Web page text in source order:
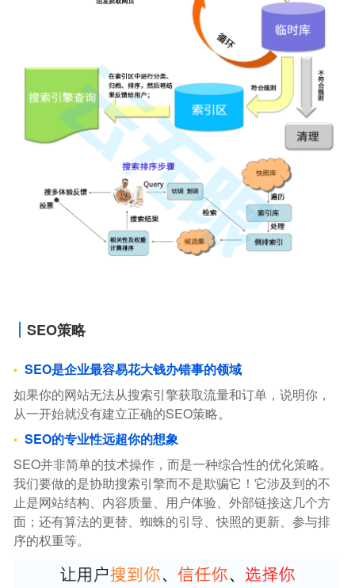
SEO策略
SEO是企业最容易花大钱办错事的领域
如果你的网站无法从搜索引擎获取流量和订单，说明你，
从一开始就没有建立正确的SEO策略。
SEO的专业性远超你的想象
SEO并非简单的技术操作，而是一种综合性的优化策略。
我们要做的是协助搜索引擎而不是欺骗它！它涉及到的不
止是网站结构、内容质量、用户体验、外部链接这几个方
面；还有算法的更替、蜘蛛的引导、快照的更新、参与排
序的权重等。